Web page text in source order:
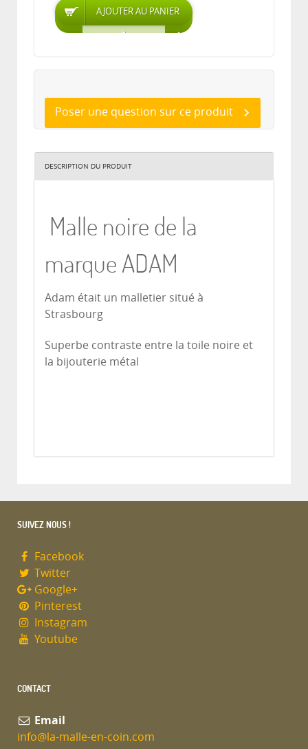
Poser une question sur ce produit
DESCRIPTION DU PRODUIT
Malle noire de la
marque ADAM
Adam était un malletier situé à
Strasbourg
Superbe contraste entre la toile noire et
la bijouterie métal
SUIVEZ NOUS !
Facebook
Twitter
Google+
Pinterest
Instagram
Youtube
CONTACT
Email
info@la-malle-en-coin.com